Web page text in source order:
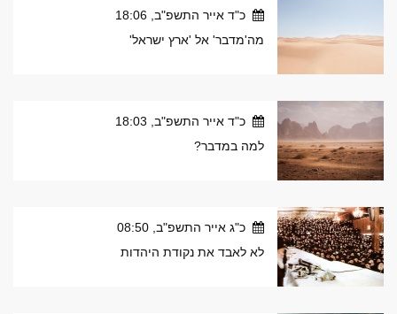
כ"ד אייר התשפ"ב, 18:06
מה'מדבר' אל 'ארץ ישראל'
כ"ד אייר התשפ"ב, 18:03
למה במדבר?
כ"ג אייר התשפ"ב, 08:50
לא לאבד את נקודת היהדות